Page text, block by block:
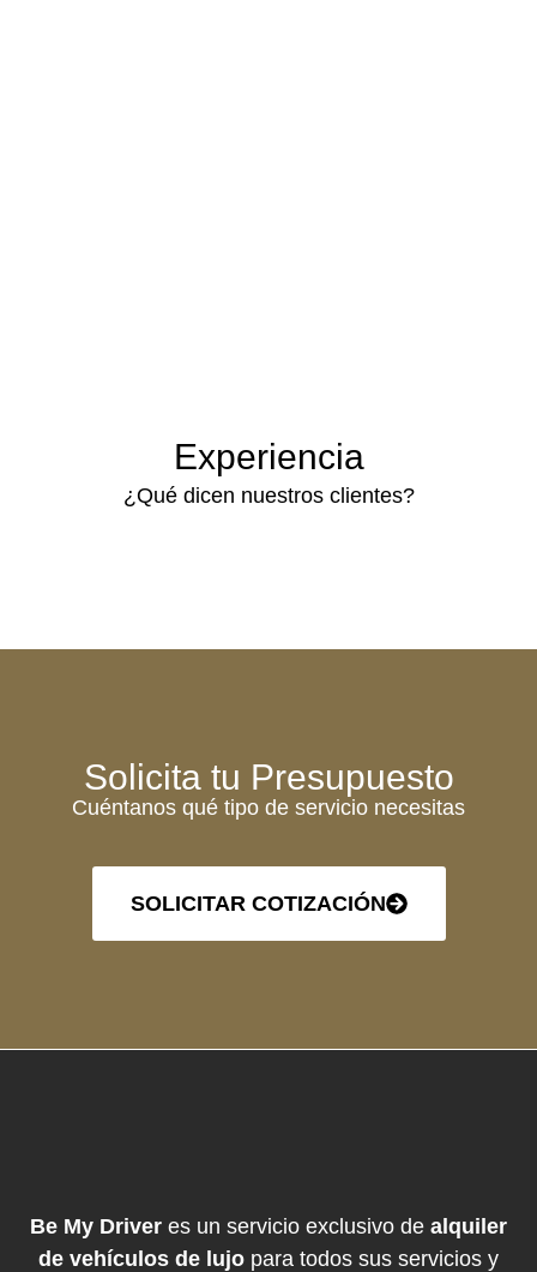
Experiencia
¿Qué dicen nuestros clientes?
Solicita tu Presupuesto
Cuéntanos qué tipo de servicio necesitas
SOLICITAR COTIZACIÓN
Be My Driver es un servicio exclusivo de alquiler
de vehículos de lujo para todos sus servicios y